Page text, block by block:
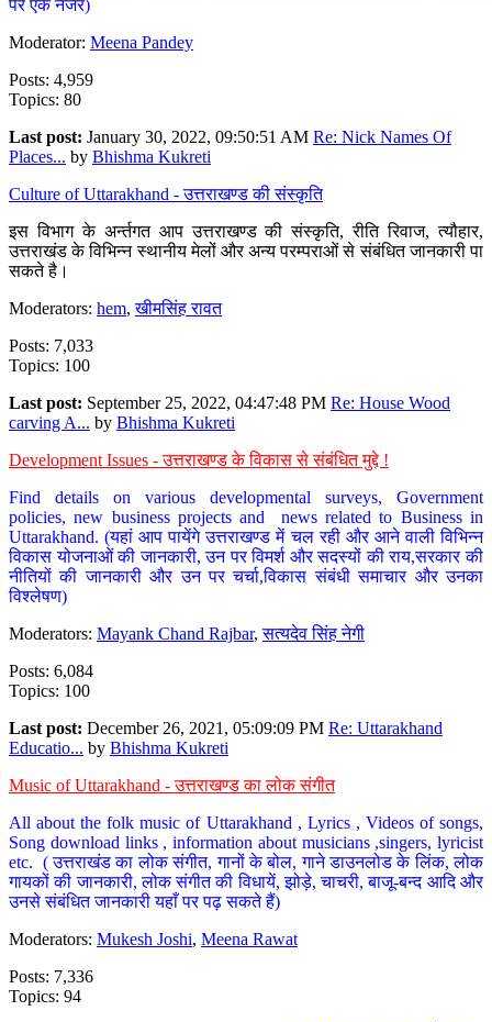
पर एक नजर)
Moderator: Meena Pandey
Posts: 4,959
Topics: 80
Last post: January 30, 2022, 09:50:51 AM Re: Nick Names Of
Places... by Bhishma Kukreti
Culture of Uttarakhand - उत्तराखण्ड की संस्कृति
इस विभाग के अर्न्तगत आप उत्तराखण्ड की संस्कृति, रीति रिवाज, त्यौहार,
उत्तराखंड के विभिन्न स्थानीय मेलों और अन्य परम्पराओं से संबंधित जानकारी पा
सकते है।
Moderators: hem,खीमसिंह रावत
Posts: 7,033
Topics: 100
Last post: September 25, 2022, 04:47:48 PM Re: House Wood
carving A... by Bhishma Kukreti
Development Issues - उत्तराखण्ड के विकास से संबंधित मुद्दे !
Find details on various developmental surveys, Government
policies, new business projects and news related to Business in
Uttarakhand. (यहां आप पायेंगे उत्तराखण्ड में चल रही और आने वाली विभिन्न
विकास योजनाओं की जानकारी, उन पर विमर्श और सदस्यों की राय,सरकार की
नीतियों की जानकारी और उन पर चर्चा,विकास संबंधी समाचार और उनका
विश्लेषण)
Moderators: Mayank Chand Rajbar,सत्यदेव सिंह नेगी
Posts: 6,084
Topics: 100
Last post: December 26, 2021, 05:09:09 PM Re: Uttarakhand
Educatio... by Bhishma Kukreti
Music of Uttarakhand - उत्तराखण्ड का लोक संगीत
All about the folk music of Uttarakhand , Lyrics , Videos of songs,
Song download links , information about musicians ,singers, lyricist
etc. ( उत्तराखंड का लोक संगीत, गानों के बोल, गाने डाउनलोड के लिंक, लोक
गायकों की जानकारी, लोक संगीत की विधायें, झोड़े, चाचरी, बाजू-बन्द आदि और
उनसे संबंधित जानकारी यहाँ पर पढ़ सकते हैं)
Moderators: Mukesh Joshi, Meena Rawat
Posts: 7,336
Topics: 94